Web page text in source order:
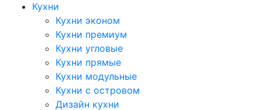
Кухни
Кухни эконом
Кухни премиум
Кухни угловые
Кухни прямые
Кухни модульные
Кухни с островом
Дизайн кухни